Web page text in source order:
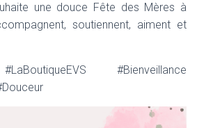
une douce Fête des Mères à
soutiennent, aiment et
#Bienveillance